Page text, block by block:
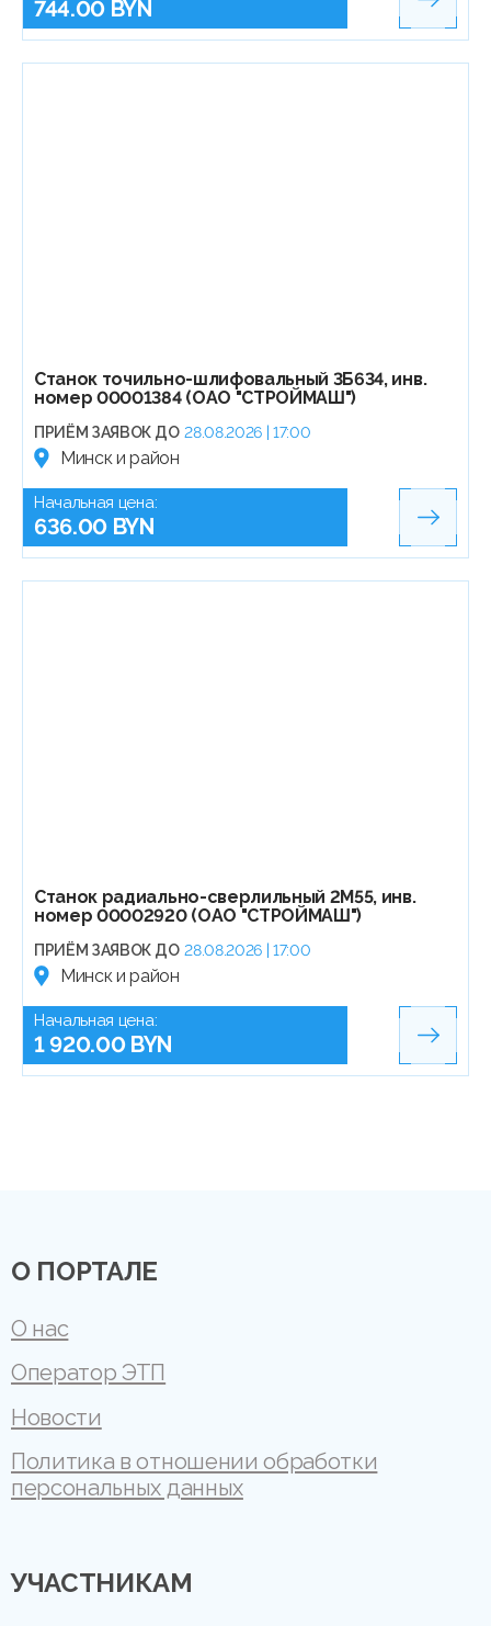
744.00 BYN
Станок точильно-шлифовальный 3Б634, инв.
номер 00001384 (ОАО "СТРОЙМАШ")
ПРИЁМ ЗАЯВОК ДО 28.08.2026 | 17:00
Минск и район
Начальная цена:
636.00 BYN
Станок радиально-сверлильный 2М55, инв.
номер 00002920 (ОАО "СТРОЙМАШ")
ПРИЁМ ЗАЯВОК ДО 28.08.2026 | 17:00
Минск и район
Начальная цена:
1 920.00 BYN
О ПОРТАЛЕ
О нас
Оператор ЭТП
Новости
Политика в отношении обработки
персональных данных
УЧАСТНИКАМ